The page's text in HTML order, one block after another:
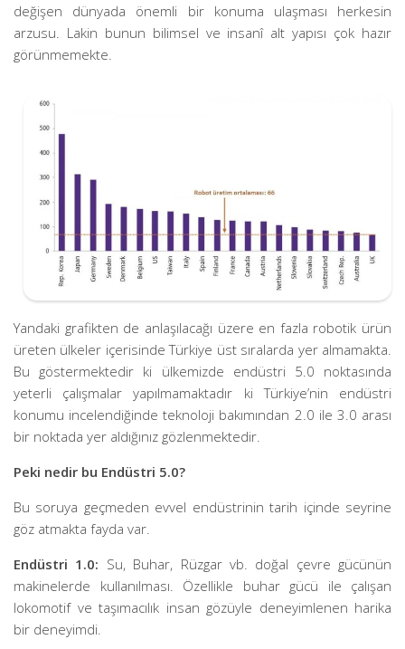
değişen dünyada önemli bir konuma ulaşması herkesin
arzusu. Lakin bunun bilimsel ve insanî alt yapısı çok hazır
görünmemekte.
Yandaki grafikten de anlaşılacağı üzere en fazla robotik ürün
üreten ülkeler içerisinde Türkiye üst sıralarda yer almamakta.
Bu göstermektedir ki ülkemizde endüstri 5.0 noktasında
yeterli çalışmalar yapılmamaktadır ki Türkiye’nin endüstri
konumu incelendiğinde teknoloji bakımından 2.0 ile 3.0 arası
bir noktada yer aldığınız gözlenmektedir.
Peki nedir bu Endüstri 5.0?
Bu soruya geçmeden evvel endüstrinin tarih içinde seyrine
göz atmakta fayda var.
Endüstri 1.0: Su, Buhar, Rüzgar vb. doğal çevre gücünün
makinelerde kullanılması. Özellikle buhar gücü ile çalışan
lokomotif ve taşımacılık insan gözüyle deneyimlenen harika
bir deneyimdi.